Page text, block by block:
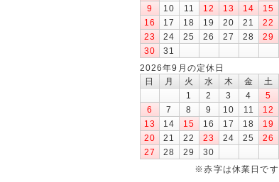
9
10 11 12 13 14
15
16
17 18 19 20 21
22
23
24 25 26 27 28
29
30
31
2026年9月の定休日
日
月 火 水 木 金
土
1
2 3 4
5
6
7 8 9 10 11
12
13
14 15 16 17 18
19
20
21 22 23 24 25
26
27
28 29
30
※赤字は休業日です